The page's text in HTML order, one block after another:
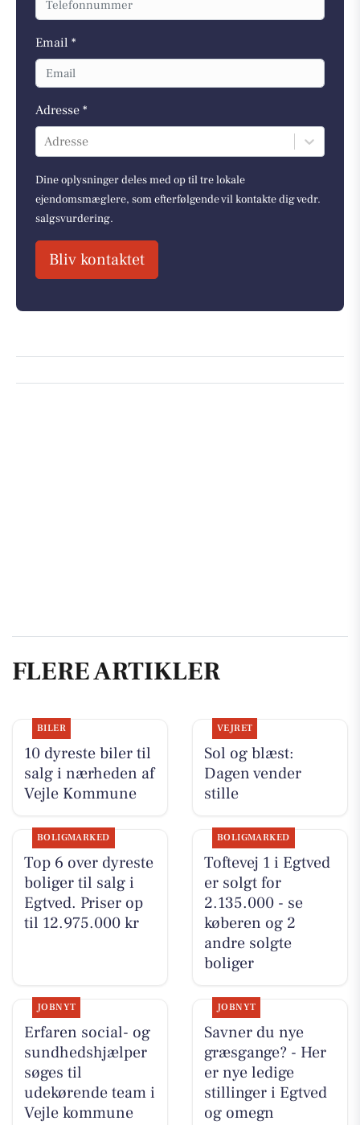
Email *
Adresse *
Adresse
Dine oplysninger deles med op til tre lokale
ejendomsmæglere, som efterfølgende vil kontakte dig vedr.
salgsvurdering.
Bliv kontaktet
FLERE ARTIKLER
BILER
10 dyreste biler til
salg i nærheden af
Vejle Kommune
VEJRET
Sol og blæst:
Dagen vender
stille
BOLIGMARKED
Top 6 over dyreste
boliger til salg i
Egtved. Priser op
til 12.975.000 kr
BOLIGMARKED
Toftevej 1 i Egtved
er solgt for
2.135.000 - se
køberen og 2
andre solgte
boliger
JOBNYT
Erfaren social- og
sundhedshjælper
søges til
udekørende team i
Vejle kommune
JOBNYT
Savner du nye
græsgange? - Her
er nye ledige
stillinger i Egtved
og omegn